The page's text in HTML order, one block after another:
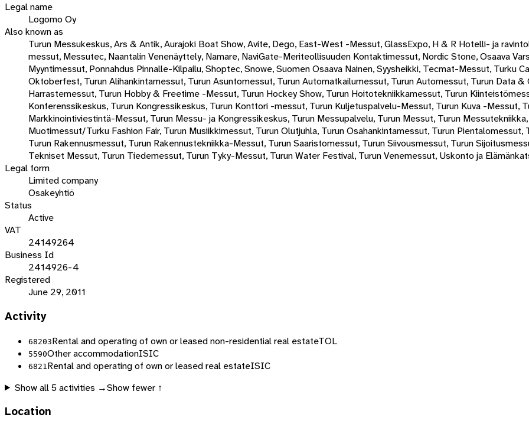
Legal name
Logomo Oy
Also known as
Turun Messukeskus, Ars & Antik, Aurajoki Boat Show, Avite, Dego, East-West -Messut, GlassExpo, H & R Hotelli- ja
messut, Messutec, Naantalin Venenäyttely, Namare, NaviGate-Meriteollisuuden Kontaktimessut, Nordic Stone, Osaava
Myyntimessut, Ponnahdus Pinnalle-Kilpailu, Shoptec, Snowe, Suomen Osaava Nainen, Syysheikki, Tecmat-Messut, Turku
Oktoberfest, Turun Alihankintamessut, Turun Asuntomessut, Turun Automatkailumessut, Turun Automessut, Turun Data
Harrastemessut, Turun Hobby & Freetime -Messut, Turun Hockey Show, Turun Hoitotekniikkamessut, Turun
Konferenssikeskus, Turun Kongressikeskus, Turun Konttori -messut, Turun Kuljetuspalvelu-Messut, Turun Kuva -Messut,
Markkinointiviestintä-Messut, Turun Messu- ja Kongressikeskus, Turun Messupalvelu, Turun Messut, Turun
Muotimessut/Turku Fashion Fair, Turun Musiikkimessut, Turun Olutjuhla, Turun Osahankintamessut, Turun
Turun Rakennusmessut, Turun Rakennustekniikka-Messut, Turun Saaristomessut, Turun Siivousmessut, Turun
Tekniset Messut, Turun Tiedemessut, Turun Tyky-Messut, Turun Water Festival, Turun Venemessut, Uskonto ja
Legal form
Limited company
Osakeyhtiö
Status
Active
VAT
24149264
Business Id
2414926-4
Registered
June 29, 2011
Activity
68203Rental and operating of own or leased non-residential real estateTOL
5590Other accommodationISIC
6821 Rental and operating of own or leased real estateISIC
Show all5 activities →Show fewer ↑
Location